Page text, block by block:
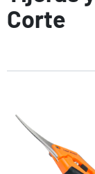
Corte